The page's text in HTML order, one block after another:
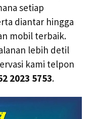
setiap
diantar hingga
mobil terbaik.
lebih detil
kami telpon
2023 5753.